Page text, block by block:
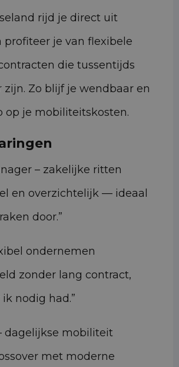
rijd je direct uit
profiteer je van flexibele
die tussentijds
zijn. Zo blijf je wendbaar en
op je mobiliteitskosten.
– zakelijke ritten
en overzichtelijk — ideaal
door.”
ondernemen
zonder lang contract,
nodig had.”
dagelijkse mobiliteit
met moderne